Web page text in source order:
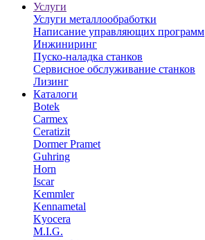
Услуги
Услуги металлообработки
Написание управляющих программ
Инжиниринг
Пуско-наладка станков
Сервисное обслуживание станков
Лизинг
Каталоги
Botek
Carmex
Ceratizit
Dormer Pramet
Guhring
Horn
Iscar
Kemmler
Kennametal
Kyocera
M.I.G.